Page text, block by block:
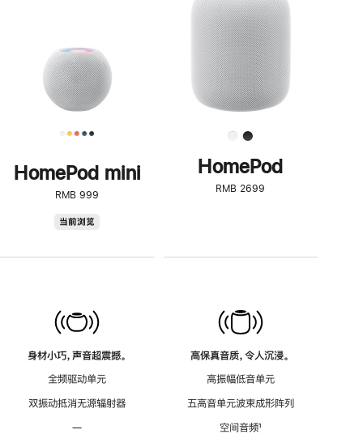
HomePod mini
RMB 999
当前浏览
身材小巧，声音超震撼。
全频驱动单元
双振动抵消无源辐射器
—
了
解
HomePod<
HomePod
RMB 2699
高保真音质，令人沉浸。
高振幅低音单元
五高音单元波束成形阵列
空间音频脚
¹